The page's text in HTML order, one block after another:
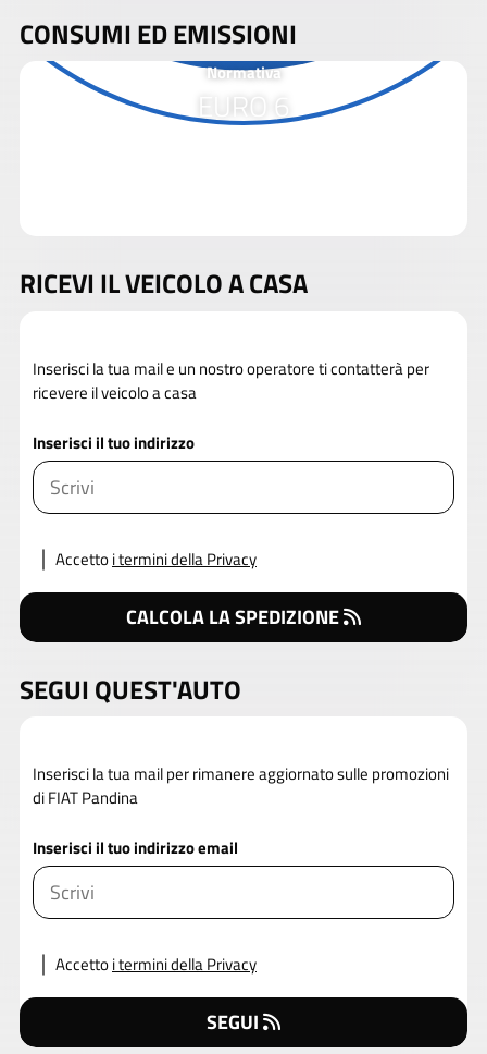
CONSUMI ED EMISSIONI
Normativa
EURO 6
RICEVI IL VEICOLO A CASA
Inserisci la tua mail e un nostro operatore ti contatterà per
ricevere il veicolo a casa
Inserisci il tuo indirizzo
Accettoi termini della Privacy
CALCOLA LA SPEDIZIONE
SEGUI QUEST'AUTO
Inserisci la tua mail per rimanere aggiornato sulle promozioni
di FIAT Pandina
Inserisci il tuo indirizzo email
Accettoi termini della Privacy
SEGUI